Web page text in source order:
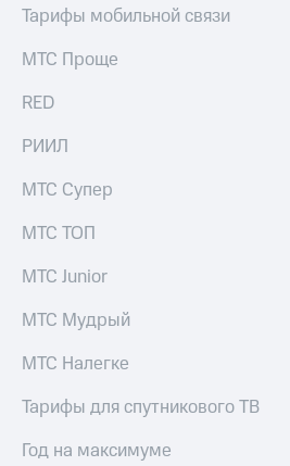
Тарифы мобильной связи
МТС Проще
RED
РИИЛ
МТС Супер
МТС ТОП
МТС Junior
МТС Мудрый
МТС Налегке
Тарифы для спутникового ТВ
Год на максимуме